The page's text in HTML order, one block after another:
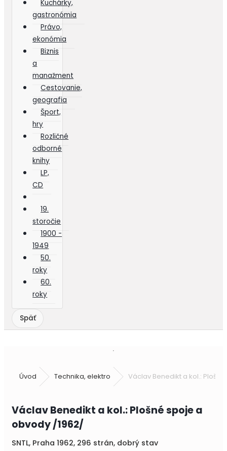
Kuchárky,
gastronómia
Právo,
ekonómia
Biznis
a
manažment
Cestovanie,
geografia
Šport,
hry
Rozličné
odborné
knihy
LP,
CD
19.
storočie
1900 -
1949
50.
roky
60.
roky
Úvod Technika, elektro Václav Benedikt a kol.:
Václav Benedikt a kol.: Plošné spoje a
obvody /1962/
SNTL, Praha 1962, 296 strán, dobrý stav